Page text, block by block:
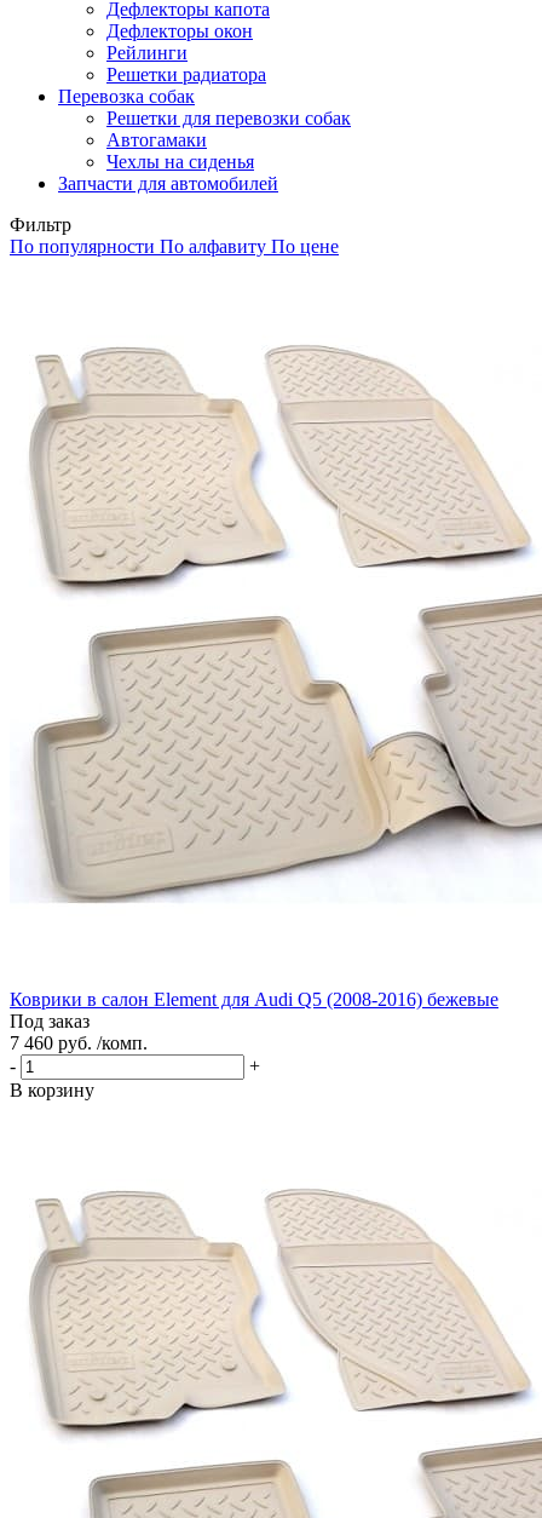
Дефлекторы капота
Дефлекторы окон
Рейлинги
Решетки радиатора
Перевозка собак
Решетки для перевозки собак
Автогамаки
Чехлы на сиденья
Запчасти для автомобилей
Фильтр
По популярности По алфавиту По цене
Коврики в салон Element для Audi Q5 (2008-2016) бежевые
Под заказ
7 460 руб. /комп.
-
+
В корзину